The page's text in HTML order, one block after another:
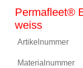
Permafleet®
weiss
Artikelnummer
Materialnummer